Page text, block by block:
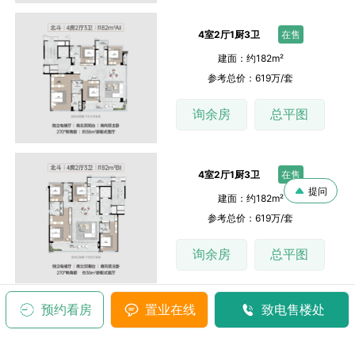
4室2厅1厨3卫 在售
建面：约182m²
参考总价：619万/套
询余房 总平图
4室2厅1厨3卫 在售
建面：约182m²
参考总价：619万/套
询余房 总平图
预约看房 置业在线 致电售楼处
提问